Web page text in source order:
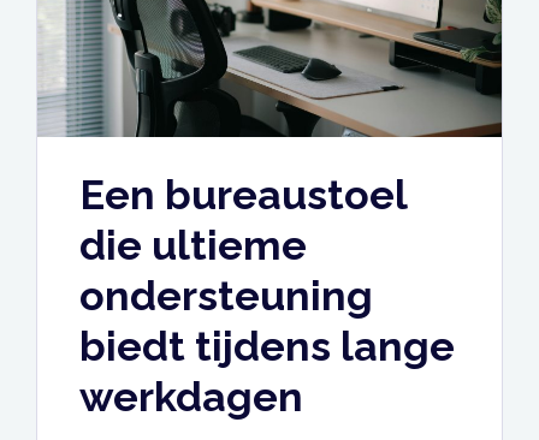
Een bureaustoel
die ultieme
ondersteuning
biedt tijdens lange
werkdagen